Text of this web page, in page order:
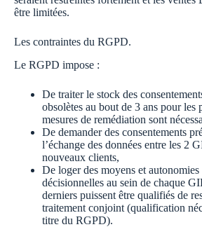
être limitées.
Les contraintes du RGPD.
Le RGPD impose :
De traiter le stock des
obsolètes au bout de 3 ans pour les
mesures de remédiation sont
De demander des consentements
l’échange des données entre les 2
nouveaux clients,
De loger des moyens et autonomies
décisionnelles au sein de chaque
derniers puissent être qualifiés de
traitement conjoint (qualification
titre du RGPD).